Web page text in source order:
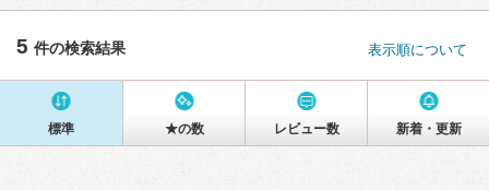
5 件の検索結果 表示順について
標準 ★の数 レビュー数 新着・更新